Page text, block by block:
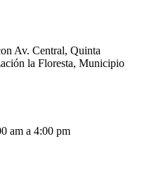
Av. Central, Quinta
la Floresta, Municipio
am a 4:00 pm